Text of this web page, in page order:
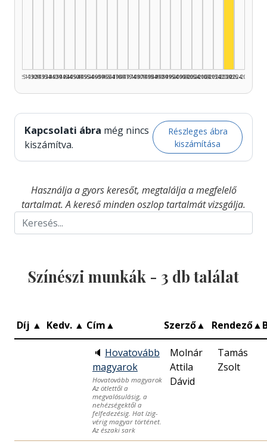
1925–1929
1930–1934
1935–1939
1940–1944
1945–1949
1950–1954
1955–1959
1960–1964
1965–1969
1970–1974
1975–1979
1980–1984
1985–1989
1990–1994
1995–1999
2000–2004
2005–2009
2010–2014
2015–2019
2020–2024
2025–2026
Kapcsolati ábra még nincs
kiszámítva.
Részleges ábra
kiszámítása
Használja a gyors keresőt, megtalálja a megfelelő
tartalmat. A kereső minden oszlop tartalmát vizsgálja.
Színészi munkák - 3 db találat
Díj ▲ Kedv. ▲ Cím▲ Szerző▲ Rendező▲
🔈 Hovatovább
magyarok
Hovatovább magyarok
Az ötlettől a
megvalósulásig, a
nehézségektől a
felfedezésig. Hat ízig-
vérig magyar történet.
Az északi sark
Molnár
Attila
Dávid
Tamás
Zsolt